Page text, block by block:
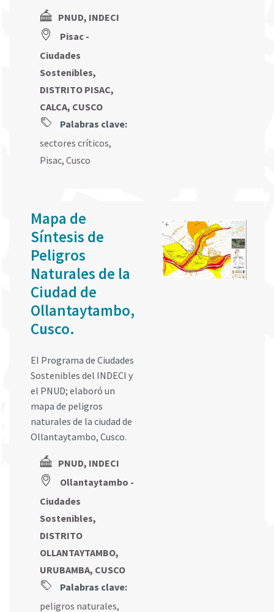
PNUD, INDECI
Pisac -
Ciudades
Sostenibles,
DISTRITO PISAC,
CALCA, CUSCO
Palabras clave:
sectores críticos,
Pisac, Cusco
Mapa de
Síntesis de
Peligros
Naturales de la
Ciudad de
Ollantaytambo,
Cusco.
El Programa de Ciudades
Sostenibles del INDECI y
el PNUD; elaboró un
mapa de peligros
naturales de la ciudad de
Ollantaytambo, Cusco.
PNUD, INDECI
Ollantaytambo -
Ciudades
Sostenibles,
DISTRITO
OLLANTAYTAMBO,
URUBAMBA, CUSCO
Palabras clave:
peligros naturales,